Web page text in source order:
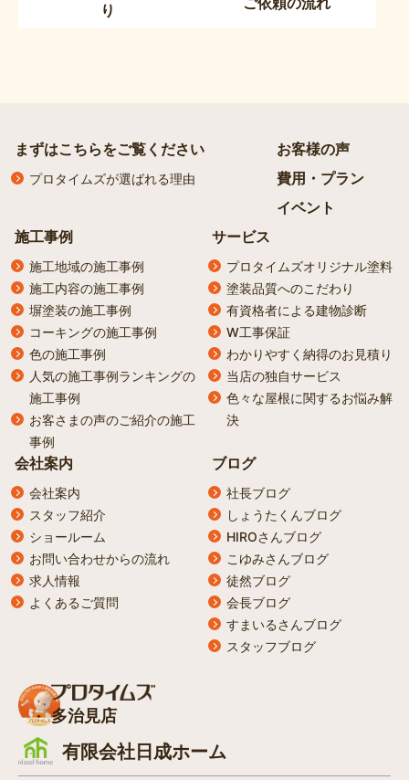
り
まずはこちらをご覧ください
プロタイムズが選ばれる理由
お客様の声
費用・プラン
イベント
施工事例
施工地域の施工事例
施工内容の施工事例
塀塗装の施工事例
コーキングの施工事例
色の施工事例
人気の施工事例ランキングの
施工事例
お客さまの声のご紹介の施工
事例
サービス
プロタイムズオリジナル塗料
塗装品質へのこだわり
有資格者による建物診断
W工事保証
わかりやすく納得のお見積り
当店の独自サービス
色々な屋根に関するお悩み解
決
会社案内
会社案内
スタッフ紹介
ショールーム
お問い合わせからの流れ
求人情報
よくあるご質問
ブログ
社長ブログ
しょうたくんブログ
HIROさんブログ
こゆみさんブログ
徒然ブログ
会長ブログ
すまいるさんブログ
スタッフブログ
多治見店
有限会社日成ホーム